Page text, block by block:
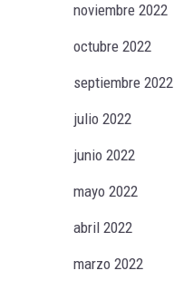
noviembre 2022
octubre 2022
septiembre 2022
julio 2022
junio 2022
mayo 2022
abril 2022
marzo 2022